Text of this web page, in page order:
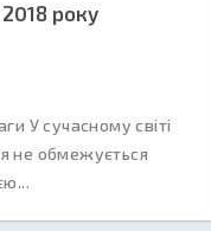
року
У сучасному світі
не обмежується